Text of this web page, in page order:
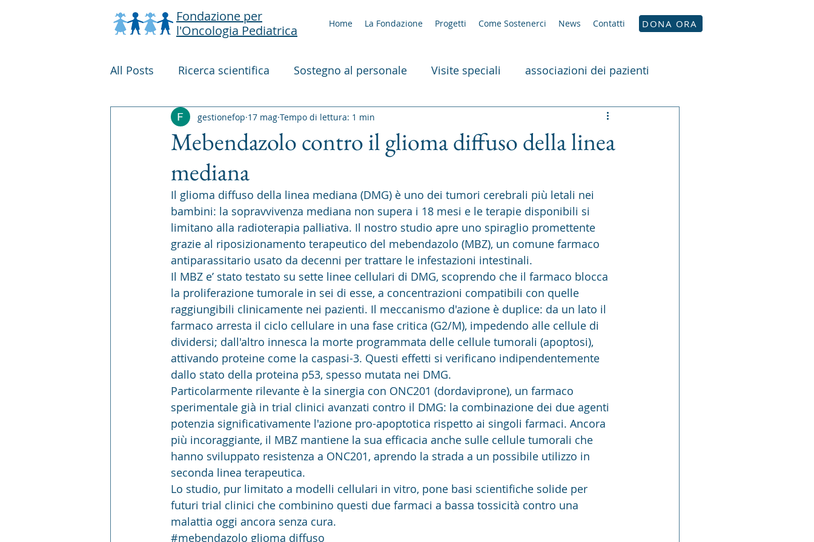
Fondazione per
l'Oncologia Pediatrica
Home La Fondazione Progetti Come Sostenerci News Contatti DONA ORA
All Posts Ricerca scientifica Sostegno al personale Visite speciali associazioni dei pazienti
Raccolta fondi Attività per i pazienti
Mebendazolo contro il glioma diffuso della linea
mediana
gestionefop 17 mag Tempo di lettura: 1 min
Il glioma diffuso della linea mediana (DMG) è uno dei tumori cerebrali più letali nei
bambini: la sopravvivenza mediana non supera i 18 mesi e le terapie disponibili si
limitano alla radioterapia palliativa. Il nostro studio apre uno spiraglio promettente
grazie al riposizionamento terapeutico del mebendazolo (MBZ), un comune farmaco
antiparassitario usato da decenni per trattare le infestazioni intestinali.
Il MBZ e’ stato testato su sette linee cellulari di DMG, scoprendo che il farmaco blocca
la proliferazione tumorale in sei di esse, a concentrazioni compatibili con quelle
raggiungibili clinicamente nei pazienti. Il meccanismo d'azione è duplice: da un lato il
farmaco arresta il ciclo cellulare in una fase critica (G2/M), impedendo alle cellule di
dividersi; dall'altro innesca la morte programmata delle cellule tumorali (apoptosi),
attivando proteine come la caspasi-3. Questi effetti si verificano indipendentemente
dallo stato della proteina p53, spesso mutata nei DMG.
Particolarmente rilevante è la sinergia con ONC201 (dordaviprone), un farmaco
sperimentale già in trial clinici avanzati contro il DMG: la combinazione dei due agenti
potenzia significativamente l'azione pro-apoptotica rispetto ai singoli farmaci. Ancora
più incoraggiante, il MBZ mantiene la sua efficacia anche sulle cellule tumorali che
hanno sviluppato resistenza a ONC201, aprendo la strada a un possibile utilizzo in
seconda linea terapeutica.
Lo studio, pur limitato a modelli cellulari in vitro, pone basi scientifiche solide per
futuri trial clinici che combinino questi due farmaci a bassa tossicità contro una
malattia oggi ancora senza cura.
#mebendazolo glioma diffuso